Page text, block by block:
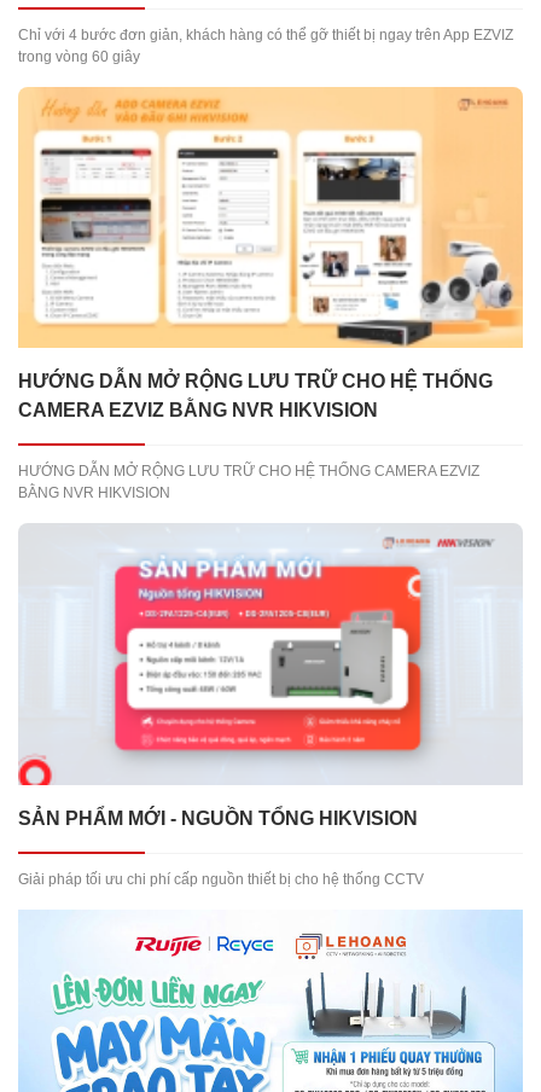
trong vòng 60 giây
HƯỚNG DẪN MỞ RỘNG LƯU TRỮ CHO HỆ THỐNG
CAMERA EZVIZ BẰNG NVR HIKVISION
BẰNG NVR HIKVISION
SẢN PHẨM MỚI - NGUỒN TỔNG HIKVISION